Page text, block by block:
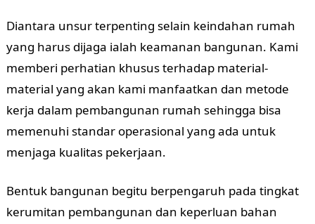
Diantara unsur terpenting selain keindahan rumah
yang harus dijaga ialah keamanan bangunan. Kami
memberi perhatian khusus terhadap material-
material yang akan kami manfaatkan dan metode
kerja dalam pembangunan rumah sehingga bisa
memenuhi standar operasional yang ada untuk
menjaga kualitas pekerjaan.
Bentuk bangunan begitu berpengaruh pada tingkat
kerumitan pembangunan dan keperluan bahan